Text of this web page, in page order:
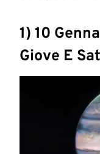
1) 10
Giove E